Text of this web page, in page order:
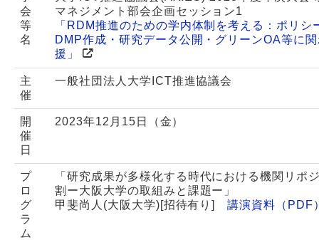
会
等
名
マネジメント部会企画セッション1
「RDM推進のための学内体制を考える：ポリシ
DMP作成・研究データ公開・グリーンOA等に
援」
主
催
一般社団法人大学ICT推進協議会
開
催
日
2023年12月15日（金）
プ
ロ
グ
ラ
ム
「研究成果が多様化する時代における機関リポ
割ー大阪大学の取組みと課題ー」
甲斐尚人(大阪大学)[招待有り]講演資料（PDF